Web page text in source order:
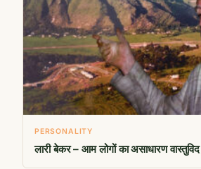
PERSONALITY
लारी बेकर – आम लोगों का असाधारण वास्तुविद